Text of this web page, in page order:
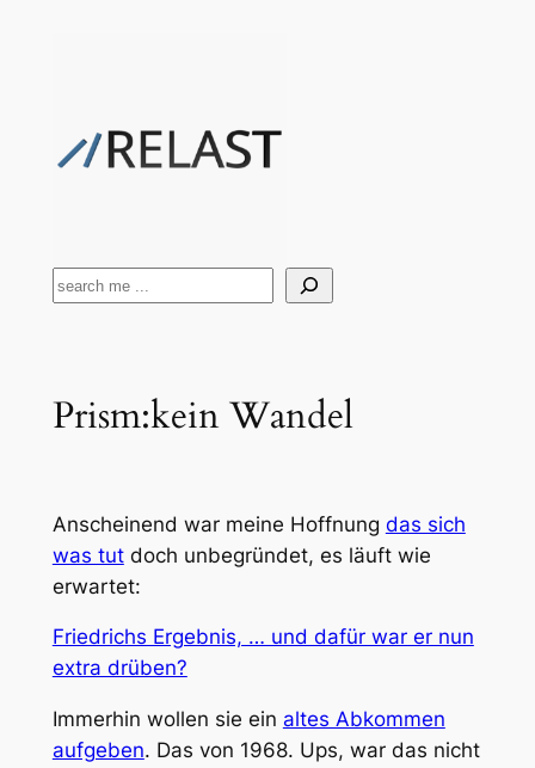
Suchen
Prism:kein Wandel
Anscheinend war meine Hoffnung das sich
was tutdoch unbegründet, es läuft wie
erwartet:
Friedrichs Ergebnis, … und dafür war er nun
extra drüben?
Immerhin wollen sie ein altes Abkommen
aufgeben. Das von 1968. Ups, war das nicht